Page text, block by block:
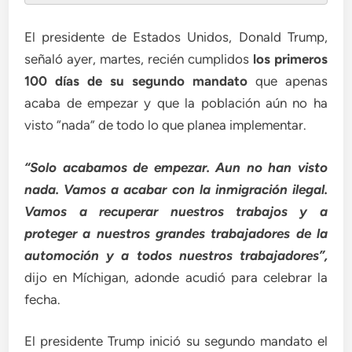
El presidente de Estados Unidos, Donald Trump,
señaló ayer, martes, recién cumplidos los primeros
100 días de su segundo mandato que apenas
acaba de empezar y que la población aún no ha
visto “nada” de todo lo que planea implementar.
“Solo acabamos de empezar. Aun no han visto
nada. Vamos a acabar con la inmigración ilegal.
Vamos a recuperar nuestros trabajos y a
proteger a nuestros grandes trabajadores de la
automoción y a todos nuestros trabajadores”,
dijo en Míchigan, adonde acudió para celebrar la
fecha.
El presidente Trump inició su segundo mandato el